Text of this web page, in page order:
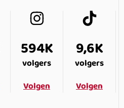
594K
volgers
Volgen
9,6K
volgers
Volgen